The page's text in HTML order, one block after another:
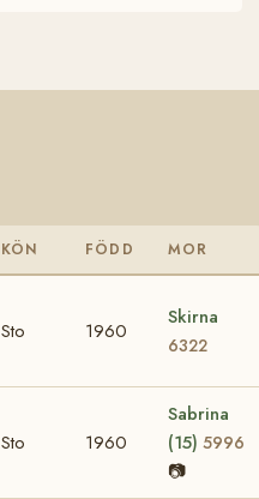
KÖN FÖDD MOR
Sto 1960
Skirna
6322
Sto 1960
Sabrina
(15) 5996
📷